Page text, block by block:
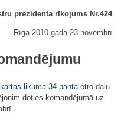
prezidenta rīkojums Nr.424
Rīgā 2010.gada 23.novembrī
likuma 34.pantaotro daļu
doties komandējumā uz